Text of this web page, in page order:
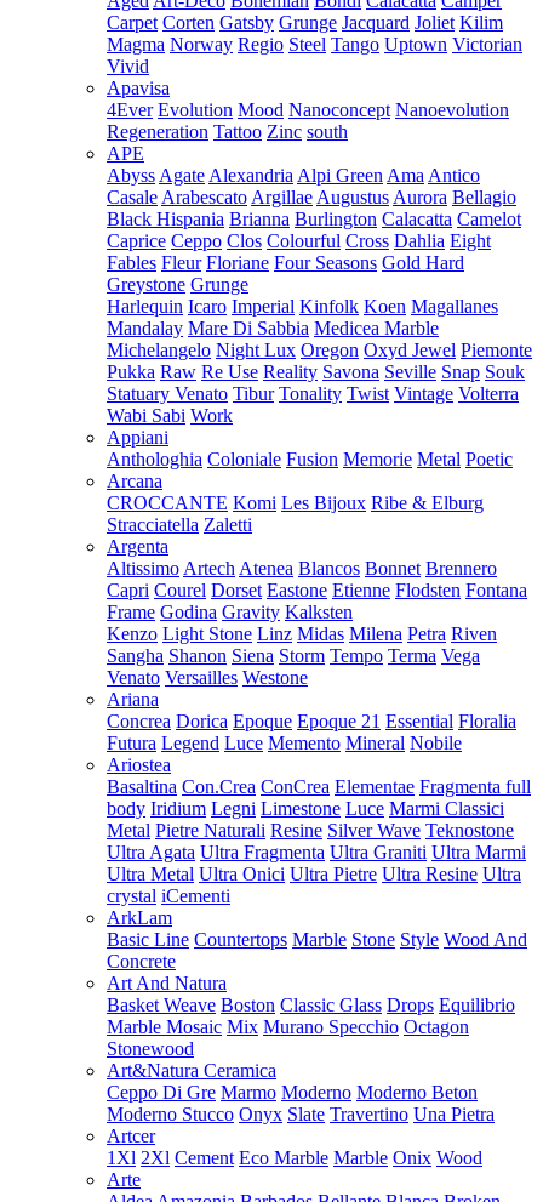
Carpet Corten Gatsby Grunge Jacquard Joliet Kilim
Magma Norway Regio Steel Tango Uptown Victorian
Vivid
Apavisa
4Ever Evolution Mood Nanoconcept Nanoevolution
Regeneration Tattoo Zinc south
APE
Abyss Agate Alexandria Alpi Green Ama Antico
Casale Arabescato Argillae Augustus Aurora Bellagio
Black Hispania Brianna Burlington Calacatta Camelot
Caprice Ceppo Clos Colourful Cross Dahlia Eight
Fables Fleur Floriane Four Seasons Gold Hard
Greystone Grunge
Harlequin Icaro Imperial Kinfolk Koen Magallanes
Mandalay Mare Di Sabbia Medicea Marble
Michelangelo Night Lux Oregon Oxyd Jewel Piemonte
Pukka Raw Re Use Reality Savona Seville Snap Souk
Statuary Venato Tibur Tonality Twist Vintage Volterra
Wabi Sabi Work
Appiani
Anthologhia Coloniale Fusion Memorie Metal Poetic
Arcana
CROCCANTE Komi Les Bijoux Ribe & Elburg
Stracciatella Zaletti
Argenta
Altissimo Artech Atenea Blancos Bonnet Brennero
Capri Courel Dorset Eastone Etienne Flodsten Fontana
Frame Godina Gravity Kalksten
Kenzo Light Stone Linz Midas Milena Petra Riven
Sangha Shanon Siena Storm Tempo Terma Vega
Venato Versailles Westone
Ariana
Concrea Dorica Epoque Epoque 21 Essential Floralia
Futura Legend Luce Memento Mineral Nobile
Ariostea
Basaltina Con.Crea ConCrea Elementae Fragmenta full
body Iridium Legni Limestone Luce Marmi Classici
Metal Pietre Naturali Resine Silver Wave Teknostone
Ultra Agata Ultra Fragmenta Ultra Graniti Ultra Marmi
Ultra Metal Ultra Onici Ultra Pietre Ultra Resine Ultra
crystal iCementi
ArkLam
Basic Line Countertops Marble Stone Style Wood And
Concrete
Art And Natura
Basket Weave Boston Classic Glass Drops Equilibrio
Marble Mosaic Mix Murano Specchio Octagon
Stonewood
Art&Natura Ceramica
Ceppo Di Gre Marmo Moderno Moderno Beton
Moderno Stucco Onyx Slate Travertino Una Pietra
Artcer
1Xl 2Xl Cement Eco Marble Marble Onix Wood
Arte